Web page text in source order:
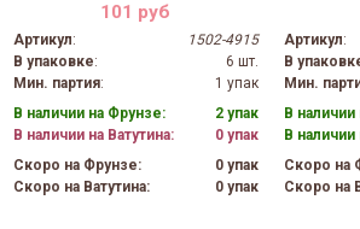
101 руб
Артикул:
1502-4915
В упаковке:
6 шт.
Мин. партия:
1 упак
В наличии на Фрунзе:
2 упак
В наличии на Ватутина:
0 упак
Скоро на Фрунзе:
0 упак
Скоро на Ватутина:
0 упак
Артикул:
В
Мин.
В
В наличии
Скоро на
Скоро на